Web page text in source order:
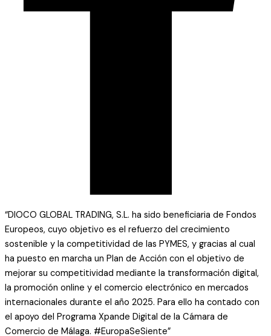
“DIOCO GLOBAL TRADING, S.L. ha sido beneficiaria de Fondos
Europeos, cuyo objetivo es el refuerzo del crecimiento
sostenible y la competitividad de las PYMES, y gracias al cual
ha puesto en marcha un Plan de Acción con el objetivo de
mejorar su competitividad mediante la transformación digital,
la promoción online y el comercio electrónico en mercados
internacionales durante el año 2025. Para ello ha contado con
el apoyo del Programa Xpande Digital de la Cámara de
Comercio de Málaga. #EuropaSeSiente”